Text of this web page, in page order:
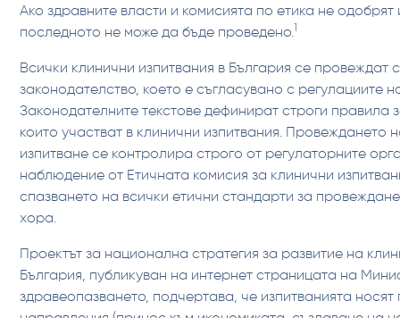
Ако здравните власти и комисията по етика не одобрят
последното не може да бъде проведено.
Всички клинични изпитвания в България се провеждат
законодателство, което е съгласувано с регулациите
Законодателните текстове дефинират строги правила
които участват в клинични изпитвания. Провеждането
изпитване се контролира строго от регулаторните
наблюдение от Етичната комисия за клинични
спазването на всички етични стандарти за
хора.
Проектът за национална стратегия за развитие на
България, публикуван на интернет страницата на
здравеопазването, подчертава, че изпитванията носят